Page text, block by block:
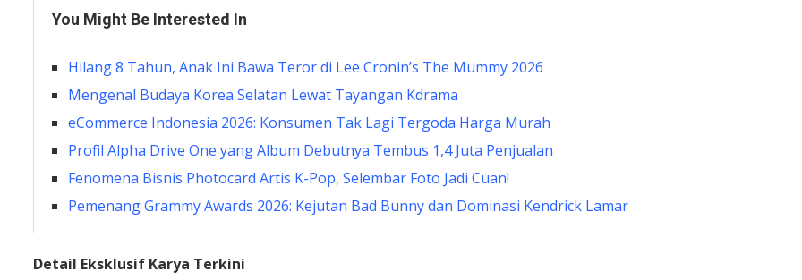
You Might Be Interested In
Hilang 8 Tahun, Anak Ini Bawa Teror di Lee Cronin’s The Mummy 2026
Mengenal Budaya Korea Selatan Lewat Tayangan Kdrama
eCommerce Indonesia 2026: Konsumen Tak Lagi Tergoda Harga Murah
Profil Alpha Drive One yang Album Debutnya Tembus 1,4 Juta Penjualan
Fenomena Bisnis Photocard Artis K-Pop, Selembar Foto Jadi Cuan!
Pemenang Grammy Awards 2026: Kejutan Bad Bunny dan Dominasi Kendrick Lamar
Detail Eksklusif Karya Terkini